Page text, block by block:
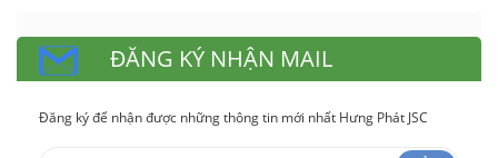
ĐĂNG KÝ NHẬN MAIL
Đăng ký để nhận được những thông tin mới nhất Hưng Phát JSC